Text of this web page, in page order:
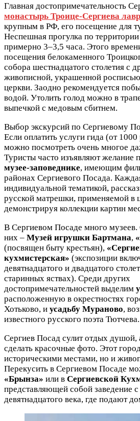
Главная достопримечательность
монастырь Троице-Сергиева
крупным в РФ, его посещение для
Неспешная прогулка по
примерно 3–3,5 часа. Этого
посещения белокаменного
собора шестнадцатого столетия с
живописной, украшенной
церкви. Заодно рекомендуется
водой. Утолить голод можно в
выпечкой с медовым сбитнем.
Выбор экскурсий по Сергиевому
Если оплатить услуги гида (от 1000
можно посмотреть очень многое
Туристы часто изъявляют желание
музее-заповеднике, имеющим
районах Сергиевого Посада.
индивидуальной тематикой,
русской матрешки, применяемой в
демонстрируя коллекции картин
В Сергиевом Посаде много музеев.
них – Музей игрушки Бартмана,
(посвящен быту крестьян),
кухмистерская» (экспозиции
девятнадцатого и двадцатого
старинных яствах). Среди других
достопримечательностей выделим
расположенную в окрестностях
Хотьково, и усадьбу Мураново,
известного русского поэта Тютчева.
Сергиев Посад сулит отдых
сделать красочные фото. Этот
историческими местами, но и
Перекусить в Сергиевом Посаде
«Брынза» или в Сергиевской
представляющей собой заведение
девятнадцатого века, где подают